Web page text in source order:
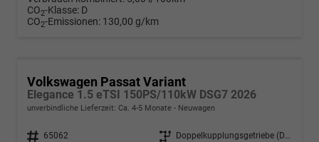
CO2-Klasse: D
CO2-Emissionen: 130,00 g/km
Volkswagen Passat Variant
Elegance 1.5 eTSI 150PS/110kW DSG7 2026
unverbindliche Lieferzeit: Ca. 4-5 Monate Neuwagen
Fahrzeugnr. 65062 Getriebe
Doppelkupplungsgetriebe (DSG)